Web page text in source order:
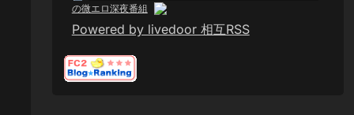
の微エロ深夜番組
Powered by livedoor 相互RSS